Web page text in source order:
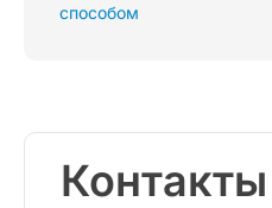
способом
Контакты